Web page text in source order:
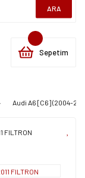
ARA
Sepetim
Audi A6 [C6] (2004-